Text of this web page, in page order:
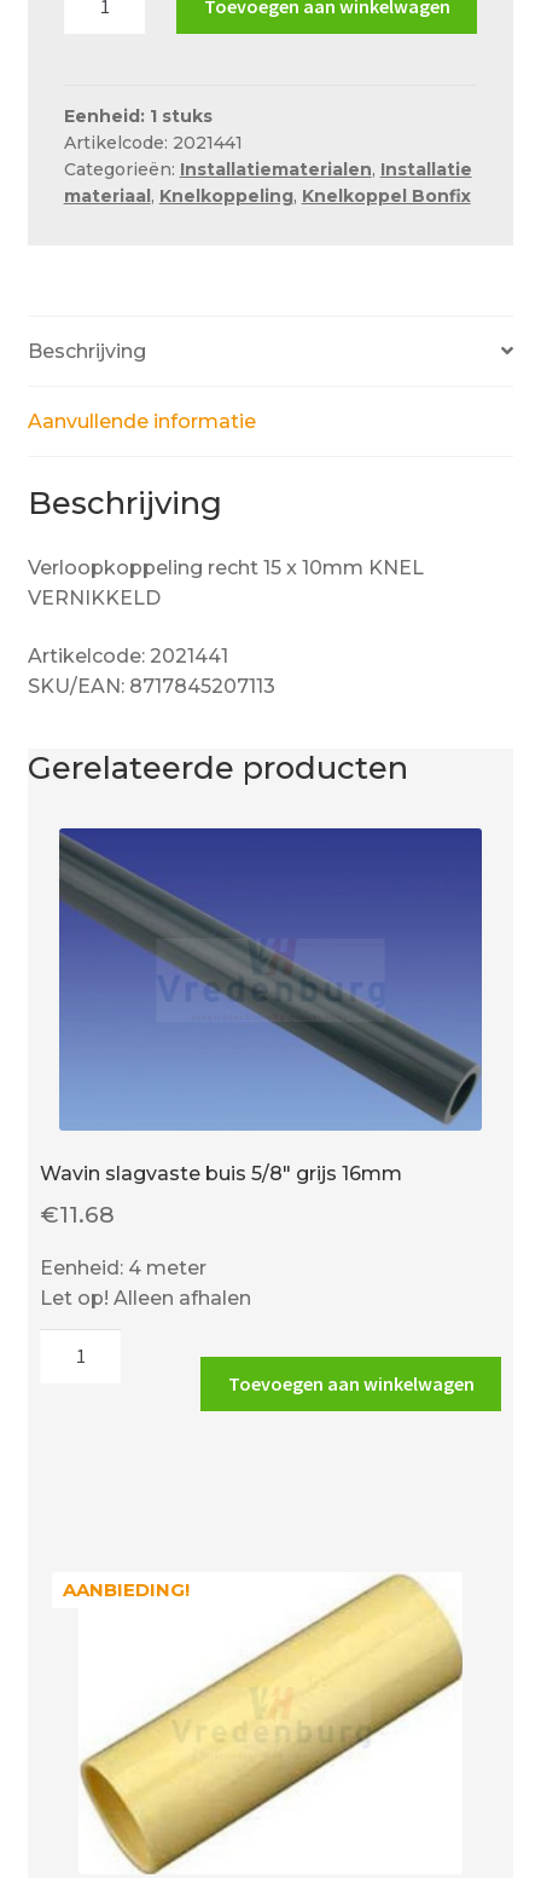
Service en onderhoud
Verzending en bezorging
Winkel
Winkelmand
KNEL
VERNIKKELD
aantal
Toevoegen aan winkelwagen
Eenheid: 1 stuks
Artikelcode: 2021441
Categorieën: Installatiematerialen, Installatie
materiaal, Knelkoppeling, Knelkoppel Bonfix
Beschrijving
Aanvullende informatie
Beschrijving
Verloopkoppeling recht 15 x 10mm KNEL
VERNIKKELD
Artikelcode: 2021441
SKU/EAN: 8717845207113
Gerelateerde producten
Wavin slagvaste buis 5/8″ grijs 16mm
€11.68
Eenheid: 4 meter
Let op! Alleen afhalen
Toevoegen aan winkelwagen
AANBIEDING!
AANBIEDING!